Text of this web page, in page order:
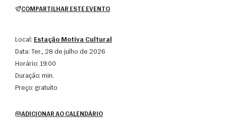
COMPARTILHAR ESTE EVENTO
Local: Estação Motiva Cultural
Data:
ter., 28 de julho de 2026
Horário:
19:00
Duração: min.
Preço: gratuito
ADICIONAR AO CALENDÁRIO